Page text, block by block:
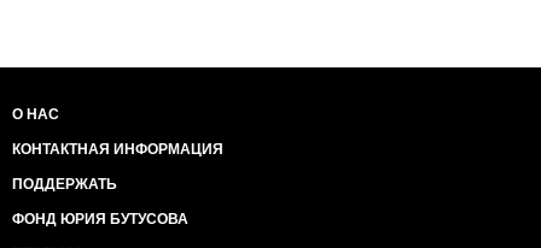
О НАС
КОНТАКТНАЯ ИНФОРМАЦИЯ
ПОДДЕРЖАТЬ
ФОНД ЮРИЯ БУТУСОВА